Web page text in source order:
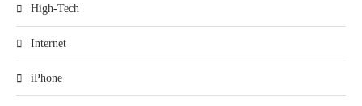
High-Tech
Internet
iPhone